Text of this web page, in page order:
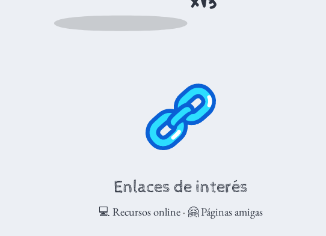
Enlaces de interés
💻 Recursos online· 🤗 Páginas amigas